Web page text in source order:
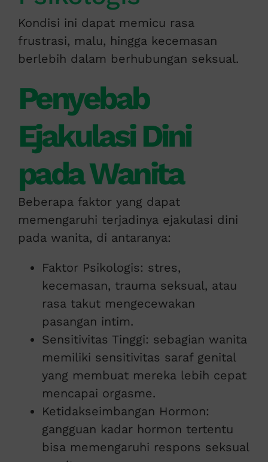
Kondisi ini dapat memicu rasa
frustrasi, malu, hingga kecemasan
berlebih dalam berhubungan seksual.
Penyebab
Ejakulasi Dini
pada Wanita
Beberapa faktor yang dapat
memengaruhi terjadinya ejakulasi dini
pada wanita, di antaranya:
Faktor Psikologis: stres,
kecemasan, trauma seksual, atau
rasa takut mengecewakan
pasangan intim.
Sensitivitas Tinggi: sebagian wanita
memiliki sensitivitas saraf genital
yang membuat mereka lebih cepat
mencapai orgasme.
Ketidakseimbangan Hormon:
gangguan kadar hormon tertentu
bisa memengaruhi respons seksual